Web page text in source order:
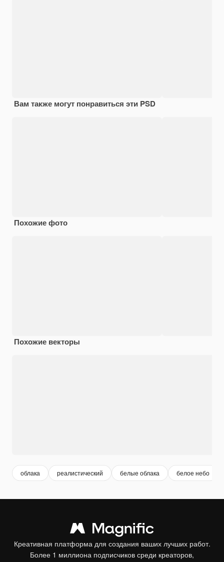
Вам также могут понравиться эти PSD
Похожие фото
Похожие векторы
облака реалистический белые облака белое небо
Креативная платформа для создания ваших лучших работ.
Более 1 миллиона подписчиков среди креаторов,